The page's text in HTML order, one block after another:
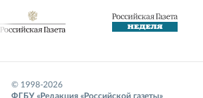
© 1998-2026
ФГБУ «Редакция «Российской газеты»